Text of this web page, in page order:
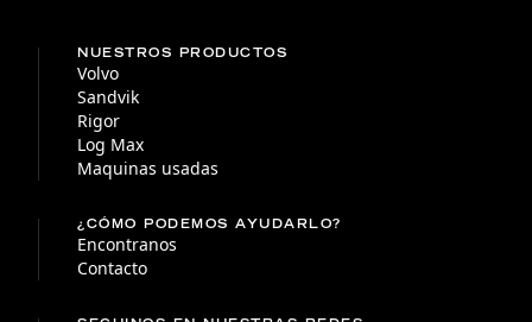
NUESTROS PRODUCTOS
Volvo
Sandvik
Rigor
Log Max
Maquinas usadas
¿CÓMO PODEMOS AYUDARLO?
Encontranos
Contacto